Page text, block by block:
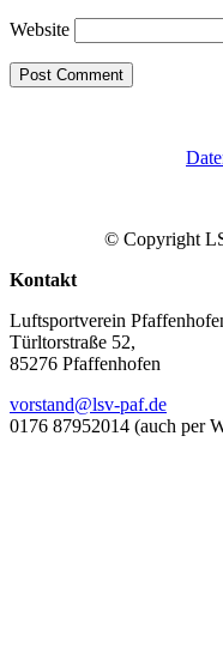
Website
© Copyright
Kontakt
Luftsportverein
Türltorstraße 52,
85276 Pfaffenhofen
vorstand@lsv-paf.de
0176 87952014 (auch per